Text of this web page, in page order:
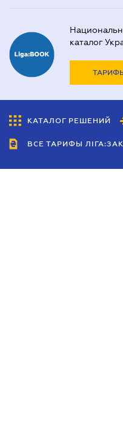
каталог
КАТАЛОГ РЕШЕНИЙ
ВСЕ ТАРИФЫ